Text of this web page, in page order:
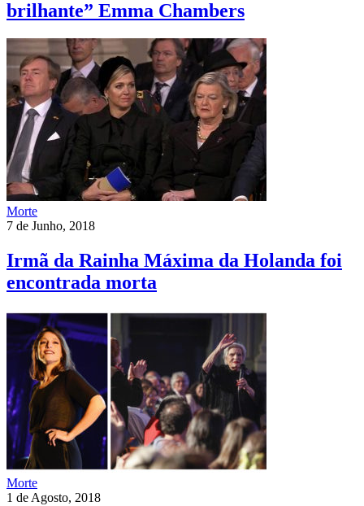
brilhante” Emma Chambers
Morte
7 de Junho, 2018
Irmã da Rainha Máxima da Holanda foi
encontrada morta
Morte
1 de Agosto, 2018